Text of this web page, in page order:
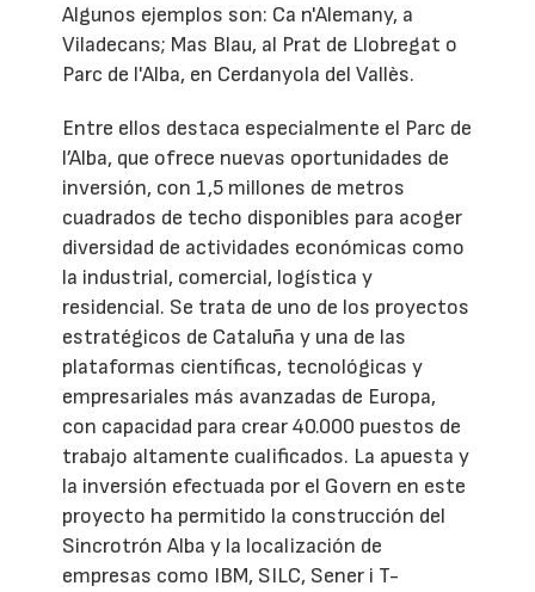
Algunos ejemplos son: Ca n'Alemany, a
Viladecans; Mas Blau, al Prat de Llobregat o
Parc de l'Alba, en Cerdanyola del Vallès.
Entre ellos destaca especialmente el Parc de
l’Alba, que ofrece nuevas oportunidades de
inversión, con 1,5 millones de metros
cuadrados de techo disponibles para acoger
diversidad de actividades económicas como
la industrial, comercial, logística y
residencial. Se trata de uno de los proyectos
estratégicos de Cataluña y una de las
plataformas científicas, tecnológicas y
empresariales más avanzadas de Europa,
con capacidad para crear 40.000 puestos de
trabajo altamente cualificados. La apuesta y
la inversión efectuada por el Govern en este
proyecto ha permitido la construcción del
Sincrotrón Alba y la localización de
empresas como IBM, SILC, Sener i T-